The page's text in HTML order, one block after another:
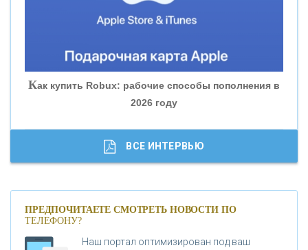
«БАНК ГЛОБЭКС»
«СОВКОМБАНК»
«ГАЗПРОМБАНК»
«МОСКОВСКИЙ КРЕДИТНЫЙ БАНК»
Как купить Robux: рабочие способы пополнения в
2026 году
ВСЕ ИНТЕРВЬЮ
ПРЕДПОЧИТАЕТЕ СМОТРЕТЬ НОВОСТИ ПО
ТЕЛЕФОНУ?
Наш портал оптимизирован под ваш